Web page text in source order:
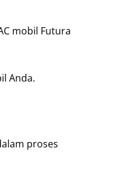
mobil Futura
Anda.
proses